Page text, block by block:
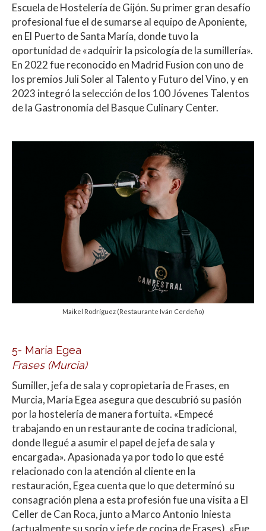
Escuela de Hostelería de Gijón. Su primer gran desafío
profesional fue el de sumarse al equipo de Aponiente,
en El Puerto de Santa María, donde tuvo la
oportunidad de «adquirir la psicología de la sumillería».
En 2022 fue reconocido en Madrid Fusion con uno de
los premios Juli Soler al Talento y Futuro del Vino, y en
2023 integró la selección de los 100 Jóvenes Talentos
de la Gastronomía del Basque Culinary Center.
Maikel Rodríguez (Restaurante Iván Cerdeño)
5- María Egea
Frases (Murcia)
Sumiller, jefa de sala y copropietaria de Frases, en
Murcia, María Egea asegura que descubrió su pasión
por la hostelería de manera fortuita. «Empecé
trabajando en un restaurante de cocina tradicional,
donde llegué a asumir el papel de jefa de sala y
encargada». Apasionada ya por todo lo que esté
relacionado con la atención al cliente en la
restauración, Egea cuenta que lo que determinó su
consagración plena a esta profesión fue una visita a El
Celler de Can Roca, junto a Marco Antonio Iniesta
(actualmente su socio y jefe de cocina de Frases). «Fue